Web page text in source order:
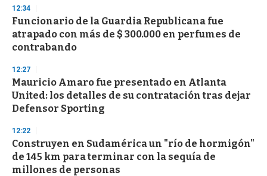
s
e
c
o
n
12:34
Funcionario de la Guardia Republicana fue
atrapado con más de $ 300.000 en perfumes de
contrabando
12:27
Mauricio Amaro fue presentado en Atlanta
United: los detalles de su contratación tras dejar
Defensor Sporting
12:22
Construyen en Sudamérica un "río de hormigón"
de 145 km para terminar con la sequía de
millones de personas